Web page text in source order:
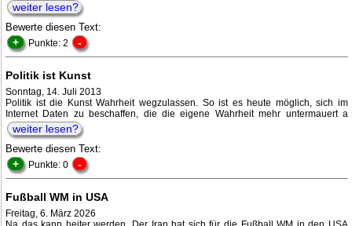
weiter lesen?
Bewerte diesen Text:
+ Punkte: 2 -
Politik ist Kunst
Sonntag, 14. Juli 2013
Politik ist die Kunst Wahrheit wegzulassen. So ist es heute möglich, sich im
Internet Daten zu beschaffen, die die eigene Wahrheit mehr untermauert a
weiter lesen?
Bewerte diesen Text:
+ Punkte: 0 -
Fußball WM in USA
Freitag, 6. März 2026